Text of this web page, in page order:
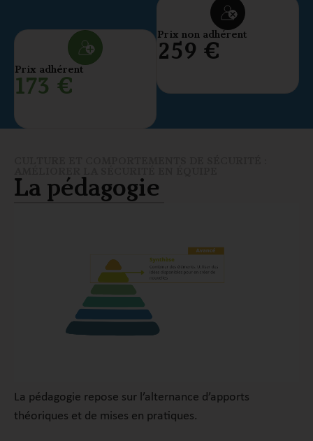
Prix adhérent
173 €
Prix non adhérent
259 €
La pédagogie
La pédagogie repose sur l’alternance d’apports
théoriques et de mises en pratiques.